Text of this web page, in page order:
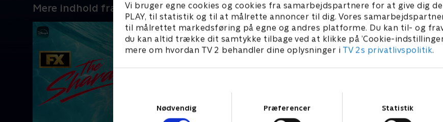
Vi bruger egne cookies og cookies fra samarbejdspartnere for at give dig
PLAY, til statistik og til at målrette annoncer til dig. Vores
til målrettet markedsføring på egne og andres platforme. Du kan til- og
du kan altid trække dit samtykke tilbage ved at klikke på ’Cookie-
mere om hvordan TV 2 behandler dine oplysninger i TV 2s privatlivspolitik.
Nødvendig
Præferencer Statistik
Mere indhold fra Disney+